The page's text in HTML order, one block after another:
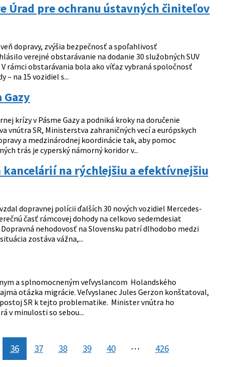
Úrad pre ochranu ústavných činiteľov
dopravy, zvýšia bezpečnosť a spoľahlivosť
verejné obstarávanie na dodanie 30 služobných SUV
rámci obstarávania bola ako víťaz vybraná spoločnosť
– na 15 vozidiel s...
krízy v Pásme Gazy a podniká kroky na doručenie
SR, Ministerstva zahraničných vecí a európskych
a medzinárodnej koordinácie tak, aby pomoc
trás je cyperský námorný koridor v...
na rýchlejšiu a efektívnejšiu
dopravnej polícii ďalších 30 nových vozidiel Mercedes-
časť rámcovej dohody na celkovo sedemdesiat
nehodovosť na Slovensku patrí dlhodobo medzi
zostáva vážna,...
a splnomocneným veľvyslancom Holandského
otázka migrácie. Veľvyslanec Jules Gerzon konštatoval,
SR k tejto problematike. Minister vnútra ho
v minulosti so sebou...
36 37 38 39 40 ⋯
426